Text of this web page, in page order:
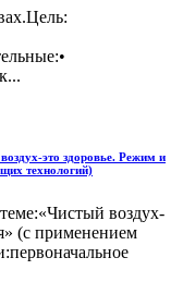
это здоровье. Режим и
технологий)
воздух-
(с применением